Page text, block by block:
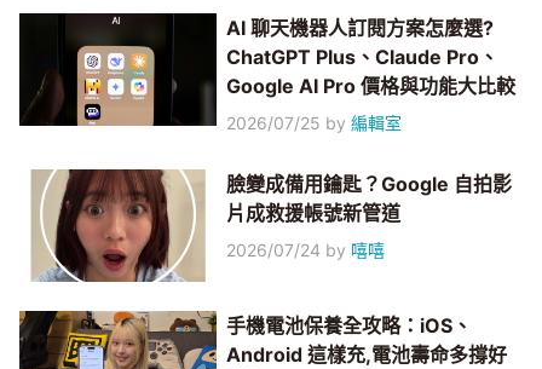
AI 聊天機器人訂閱方案怎麼選?
ChatGPT Plus、Claude Pro、
Google AI Pro 價格與功能大比較
2026/07/25 by編輯室
臉變成備用鑰匙？Google 自拍影
片成救援帳號新管道
2026/07/24 by 嘻嘻
手機電池保養全攻略：iOS、
Android 這樣充,電池壽命多撐好